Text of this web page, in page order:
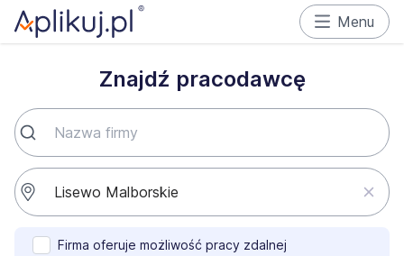
Menu
Znajdź pracodawcę
Firma oferuje możliwość pracy zdalnej